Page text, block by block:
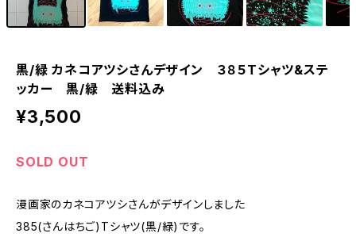
黒/緑 カネコアツシさんデザイン ３８５Tシャツ&ステ
ッカー 黒/緑 送料込み
¥3,500
SOLD OUT
漫画家のカネコアツシさんがデザインしました
385(さんはちご)Tシャツ(黒/緑)です。